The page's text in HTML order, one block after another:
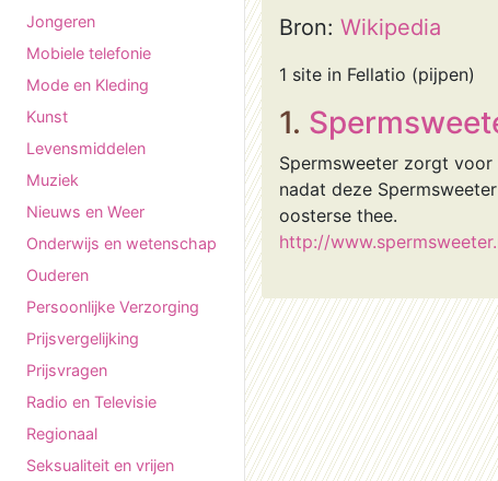
Jongeren
Mobiele telefonie
Mode en Kleding
Kunst
Levensmiddelen
Muziek
Nieuws en Weer
Onderwijs en wetenschap
Ouderen
Persoonlijke Verzorging
Prijsvergelijking
Prijsvragen
Radio en Televisie
Regionaal
Seksualiteit en vrijen
Bron: Wikipedia
1 site in Fellatio (pijpen)
1.
Spermsweeter zorgt
nadat deze
oosterse thee.
http://